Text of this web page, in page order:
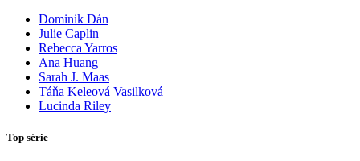
Dominik Dán
Julie Caplin
Rebecca Yarros
Ana Huang
Sarah J. Maas
Táňa Keleová Vasilková
Lucinda Riley
Top série